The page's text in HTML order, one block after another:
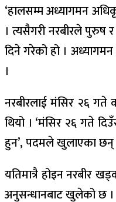
‘हालसम्म अध्यागमन
। त्यसैगरी नरबीरले पुरुष
दिने गरेको हो ।
।
नरबीरलाई मंसिर २६ गते
थियो । ‘मंसिर २६ गते
हुन’, पदमले खुलाएका छन्
यतिमात्रै होइन नरबीर
अनुसन्धानबाट खुलेको छ ।